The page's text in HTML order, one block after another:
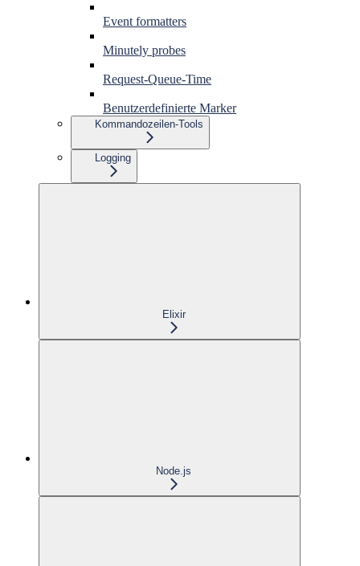
Event formatters
Minutely probes
Request-Queue-Time
Benutzerdefinierte Marker
Kommandozeilen-Tools
Logging
Elixir
Node.js